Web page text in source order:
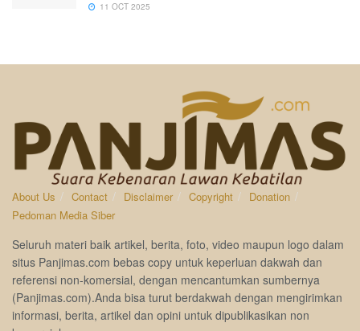
11 OCT 2025
About Us Contact Disclaimer Copyright
Donation
Pedoman Media Siber
Seluruh materi baik artikel, berita, foto, video maupun logo dalam
situs Panjimas.com bebas copy untuk keperluan dakwah dan
referensi non-komersial, dengan mencantumkan sumbernya
(Panjimas.com).Anda bisa turut berdakwah dengan mengirimkan
informasi, berita, artikel dan opini untuk dipublikasikan non